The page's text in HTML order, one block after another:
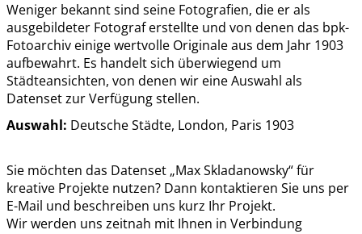
Weniger bekannt sind seine Fotografien, die er als
ausgebildeter Fotograf erstellte und von denen das bpk-
Fotoarchiv einige wertvolle Originale aus dem Jahr 1903
aufbewahrt. Es handelt sich überwiegend um
Städteansichten, von denen wir eine Auswahl als
Datenset zur Verfügung stellen.
Auswahl: Deutsche Städte, London, Paris 1903
Sie möchten das Datenset „Max Skladanowsky“ für
kreative Projekte nutzen? Dann kontaktieren Sie uns per
E-Mail und beschreiben uns kurz Ihr Projekt.
Wir werden uns zeitnah mit Ihnen in Verbindung